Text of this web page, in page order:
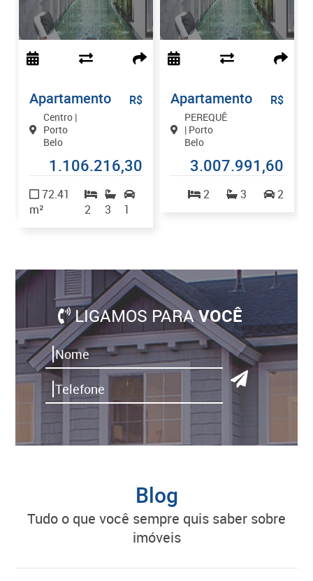
Apartamento
Centro |
Porto
Belo
R$
1.106.216,30
72.41
m²
2 3 1
Apartamento
PEREQUÊ
| Porto
Belo
R$
3.007.991,60
2 3 2
LIGAMOS PARAVOCÊ
Blog
tudo o que você sempre quis saber sobre
imóveis